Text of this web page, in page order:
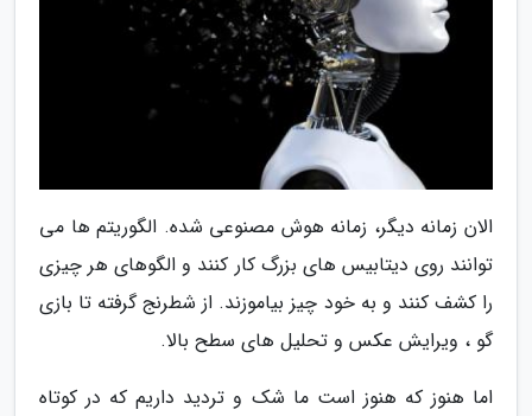
الان زمانه دیگر، زمانه هوش مصنوعی شده. الگوریتم ها می
توانند روی دیتابیس های بزرگ کار کنند و الگوهای هر چیزی
را کشف کنند و به خود چیز بیاموزند. از شطرنج گرفته تا بازی
گو ، ویرایش عکس و تحلیل های سطح بالا.
اما هنوز که هنوز است ما شک و تردید داریم که در کوتاه